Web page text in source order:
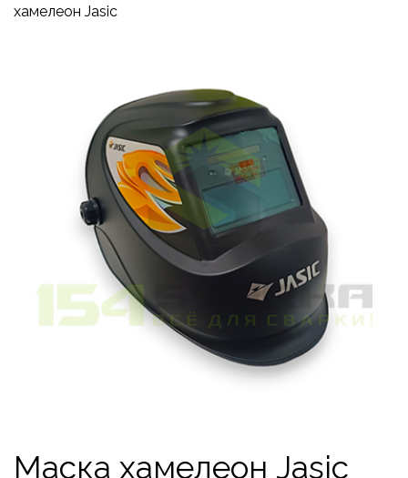
хамелеон Jasic
Маска хамелеон Jasic